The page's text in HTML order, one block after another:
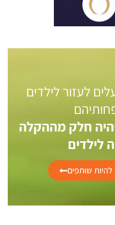
לעזור לילדים
חלק מההקלה
לילדים
שותפים